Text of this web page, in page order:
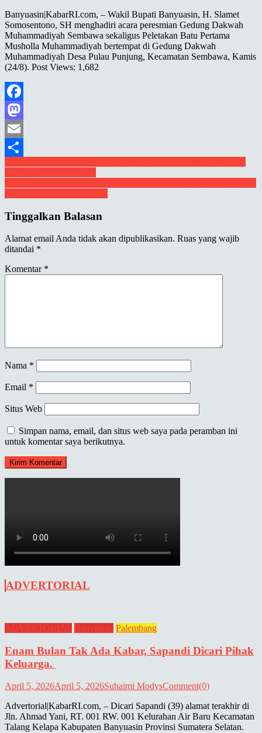
Banyuasin|KabarRI.com, – Wakil Bupati Banyuasin, H. Slamet
Somosentono, SH menghadiri acara peresmian Gedung Dakwah
Muhammadiyah Sembawa sekaligus Peletakan Batu Pertama
Musholla Muhammadiyah bertempat di Gedung Dakwah
Muhammadiyah Desa Pulau Punjung, Kecamatan Sembawa, Kamis
(24/8). Post Views: 1,682
Facebook
Mastodon
Email
Share
Navigasi
pos
Tinggalkan Balasan
Alamat email Anda tidak akan dipublikasikan. Ruas yang wajib
ditandai *
Komentar *
Nama *
Email *
Situs Web
Simpan nama, email, dan situs web saya pada peramban ini
untuk komentar saya berikutnya.
ADVERTORIAL
ADVERTORIAL Banyuasin Palembang
Enam Bulan Tak Ada Kabar, Sapandi Dicari Pihak
Keluarga.
April 5, 2026April 5, 2026Suhaimi ModysComment(0)
Advertorial|KabarRI.com, – Dicari Sapandi (39) alamat terakhir di
Jln. Ahmad Yani, RT. 001 RW. 001 Kelurahan Air Baru Kecamatan
Talang Kelapa Kabupaten Banyuasin Provinsi Sumatera Selatan.